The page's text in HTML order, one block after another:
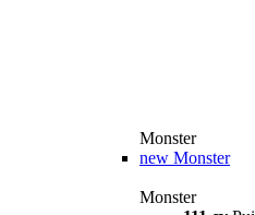
Monster
new Monster
Monster